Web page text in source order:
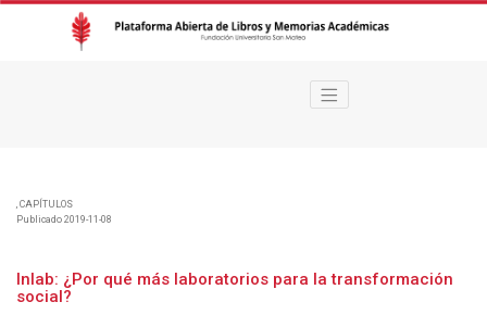
, CAPÍTULOS
Inlab: ¿Por qué más laboratorios para la transformación
social?
Publicado 2019-11-08